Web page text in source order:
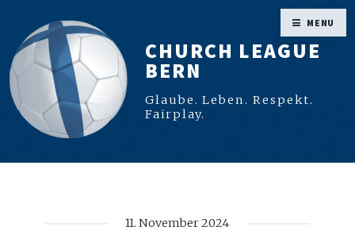
CHURCH LEAGUE
BERN
Glaube. Leben. Respekt.
Fairplay.
11. November 2024
MENU